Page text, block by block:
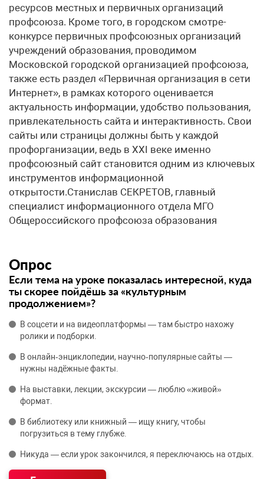
ресурсов местных и первичных организаций
профсоюза. Кроме того, в городском смотре-
конкурсе первичных профсоюзных организаций
учреждений образования, проводимом
Московской городской организацией профсоюза,
также есть раздел «Первичная организация в сети
Интернет», в рамках которого оценивается
актуальность информации, удобство пользования,
привлекательность сайта и интерактивность. Свои
сайты или страницы должны быть у каждой
профорганизации, ведь в XXI веке именно
профсоюзный сайт становится одним из ключевых
инструментов информационной
открытости.Станислав СЕКРЕТОВ, главный
специалист информационного отдела МГО
Общероссийского профсоюза образования
Опрос
Если тема на уроке показалась интересной, куда
ты скорее пойдёшь за «культурным
продолжением»?
В соцсети и на видеоплатформы — там быстро нахожу
ролики и подборки.
В онлайн‑энциклопедии, научно‑популярные сайты —
нужны надёжные факты.
На выставки, лекции, экскурсии — люблю «живой»
формат.
В библиотеку или книжный — ищу книгу, чтобы
погрузиться в тему глубже.
Никуда — если урок закончился, я переключаюсь на отдых.